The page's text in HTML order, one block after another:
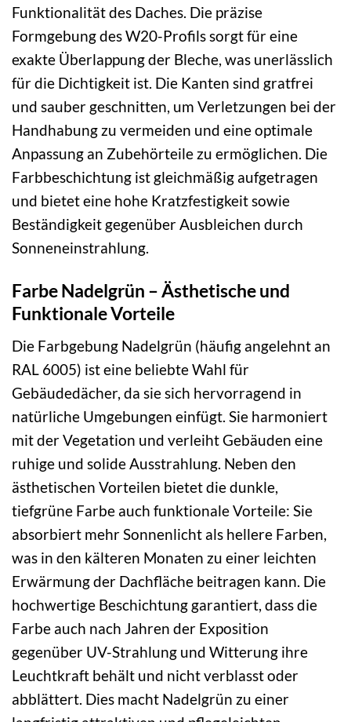
Funktionalität des Daches. Die präzise
Formgebung des W20-Profils sorgt für eine
exakte Überlappung der Bleche, was unerlässlich
für die Dichtigkeit ist. Die Kanten sind gratfrei
und sauber geschnitten, um Verletzungen bei der
Handhabung zu vermeiden und eine optimale
Anpassung an Zubehörteile zu ermöglichen. Die
Farbbeschichtung ist gleichmäßig aufgetragen
und bietet eine hohe Kratzfestigkeit sowie
Beständigkeit gegenüber Ausbleichen durch
Sonneneinstrahlung.
Farbe Nadelgrün – Ästhetische und
Funktionale Vorteile
Die Farbgebung Nadelgrün (häufig angelehnt an
RAL 6005) ist eine beliebte Wahl für
Gebäudedächer, da sie sich hervorragend in
natürliche Umgebungen einfügt. Sie harmoniert
mit der Vegetation und verleiht Gebäuden eine
ruhige und solide Ausstrahlung. Neben den
ästhetischen Vorteilen bietet die dunkle,
tiefgrüne Farbe auch funktionale Vorteile: Sie
absorbiert mehr Sonnenlicht als hellere Farben,
was in den kälteren Monaten zu einer leichten
Erwärmung der Dachfläche beitragen kann. Die
hochwertige Beschichtung garantiert, dass die
Farbe auch nach Jahren der Exposition
gegenüber UV-Strahlung und Witterung ihre
Leuchtkraft behält und nicht verblasst oder
abblättert. Dies macht Nadelgrün zu einer